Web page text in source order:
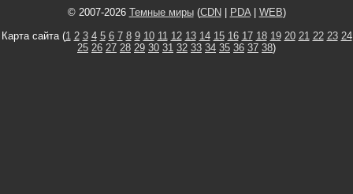
© 2007-2026 Темные миры(CDN PDA| WEB)
Карта сайта (1 2 3 4 5 6 7 8 9 10 11 12 13 14 15 16 17 18 19 20 21 22 23 24
25 26 27 28 29 30 31 32 33 34 35 36 37 38)